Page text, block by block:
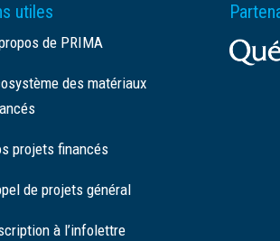
utiles
de PRIMA
des matériaux
projets financés
de projets général
à l’infolettre